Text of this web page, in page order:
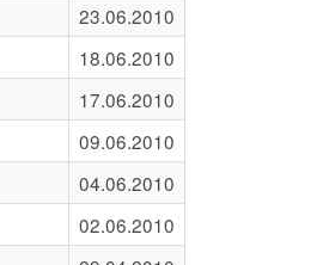
23.06.2010
18.06.2010
17.06.2010
09.06.2010
04.06.2010
02.06.2010